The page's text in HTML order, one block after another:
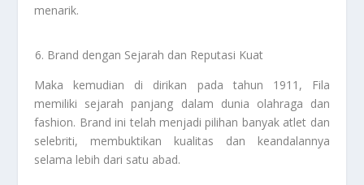
menarik.
Brand dengan Sejarah dan Reputasi Kuat
Maka kemudian di dirikan pada tahun 1911, Fila
memiliki sejarah panjang dalam dunia olahraga dan
fashion. Brand ini telah menjadi pilihan banyak atlet dan
selebriti, membuktikan kualitas dan keandalannya
selama lebih dari satu abad.